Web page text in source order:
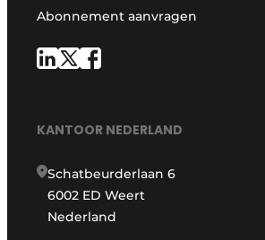
Abonnement aanvragen
KANTOOR NEDERLAND
Schatbeurderlaan 6
6002 ED Weert
Nederland